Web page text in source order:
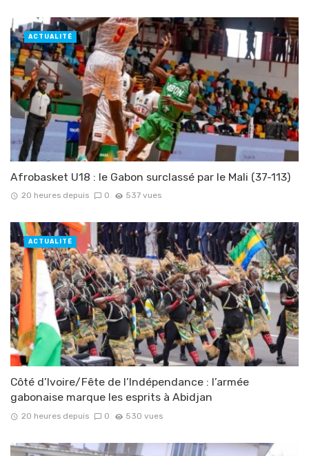
Afrobasket U18 : le Gabon surclassé par le Mali (37-113)
20 heures depuis 0 537 vues
ACTUALITÉ
Côté d’Ivoire/Fête de l’Indépendance : l’armée
gabonaise marque les esprits à Abidjan
20 heures depuis 0 530 vues
ACTUALITÉ